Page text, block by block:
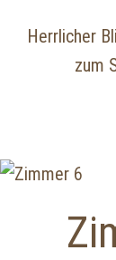
Herrlicher
zum